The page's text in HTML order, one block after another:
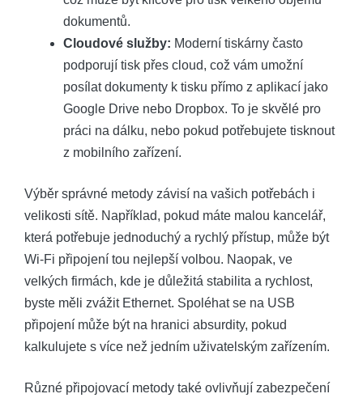
dokumentů.
Cloudové služby: Moderní tiskárny často
podporují tisk přes cloud, což vám umožní
posílat dokumenty k tisku přímo z aplikací jako
Google Drive nebo Dropbox. To je skvělé pro
práci na dálku, nebo pokud potřebujete tisknout
z mobilního zařízení.
Výběr správné metody závisí na vašich potřebách i
velikosti sítě. Například, pokud máte malou kancelář,
která potřebuje jednoduchý a rychlý přístup, může být
Wi-Fi připojení tou nejlepší volbou. Naopak, ve
velkých firmách, kde je důležitá stabilita a rychlost,
byste měli zvážit Ethernet. Spoléhat se na USB
připojení může být na hranici absurdity, pokud
kalkulujete s více než jedním uživatelským zařízením.
Různé připojovací metody také ovlivňují zabezpečení